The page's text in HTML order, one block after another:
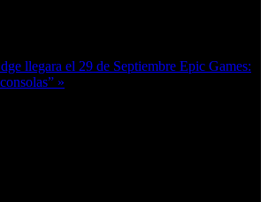
llegara el 29 de Septiembre Epic Games:
»